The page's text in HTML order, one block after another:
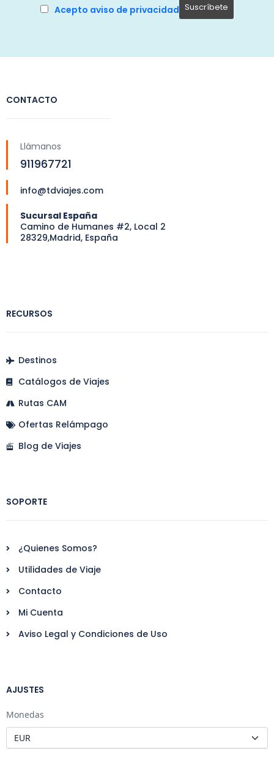
Acepto aviso de privacidad
CONTACTO
Llámanos
911967721
info@tdviajes.com
Sucursal España
Camino de Humanes #2, Local 2
28329,Madrid, España
RECURSOS
Destinos
Catálogos de Viajes
Rutas CAM
Ofertas Relámpago
Blog de Viajes
SOPORTE
¿Quienes Somos?
Utilidades de Viaje
Contacto
Mi Cuenta
Aviso Legal y Condiciones de Uso
AJUSTES
Monedas